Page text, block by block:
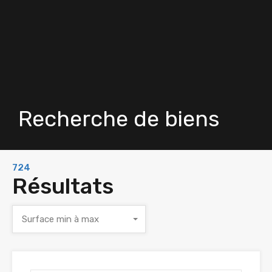
Recherche de biens
724
Résultats
Surface min à max